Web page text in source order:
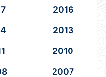
2016
2013
2010
2007